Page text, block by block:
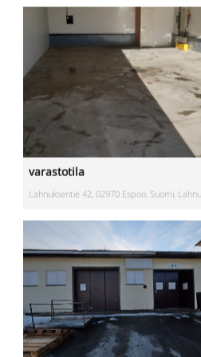
varastotila
Lahnuksentie 42, 02970 Espoo, Suomi, Lahnus